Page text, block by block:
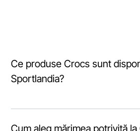
Ce produse Crocs sunt
Sportlandia?
copii și variante unisex pentru plajă,
Cum aleg mărimea potrivită la